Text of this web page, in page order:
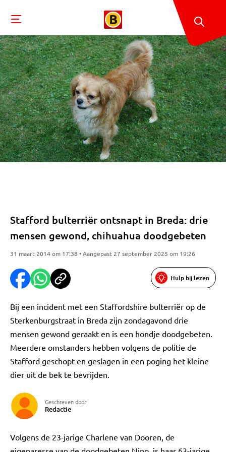
Stafford bulterriër ontsnapt in Breda: drie
mensen gewond, chihuahua doodgebeten
31 maart 2014 om 17:38 • Aangepast 27 september 2025 om 19:26
Hulp bij lezen
Bij een incident met een Staffordshire bulterriër op de
Sterkenburgstraat in Breda zijn zondagavond drie
mensen gewond geraakt en is een hondje doodgebeten.
Meerdere omstanders hebben volgens de politie de
Stafford geschopt en geslagen in een poging het kleine
dier uit de bek te bevrijden.
Geschreven door
Redactie
Volgens de 23-jarige Charlene van Dooren, de